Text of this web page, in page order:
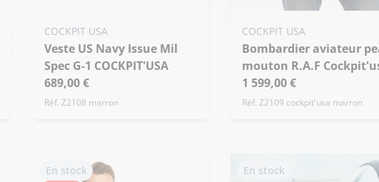
COCKPIT USA
Veste US Navy Issue Mil
Spec G-1 COCKPIT'USA
689,00 €
Réf. Z2108 marron
38 US / S 40 US / M 42 US / L
+ de taille
COCKPIT USA
Bombardier aviateur peau
mouton R.A.F
1 599,00 €
Réf. Z2109 cockpit'usa marron
En stock
En stock